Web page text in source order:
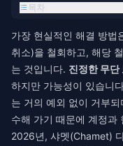
목차
가장 현실적인 해결 방법
취소)을 철회하고, 해당
는 것입니다. 진정한 무
하지만 가능성이 있습니
는 거의 예외 없이 거부
수해 가기 때문에 계정과
2026년, 샤멧(Chamet)